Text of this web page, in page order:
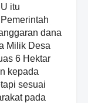
itu
dana
Milik Desa
6 Hektar
kepada
sesuai
pada